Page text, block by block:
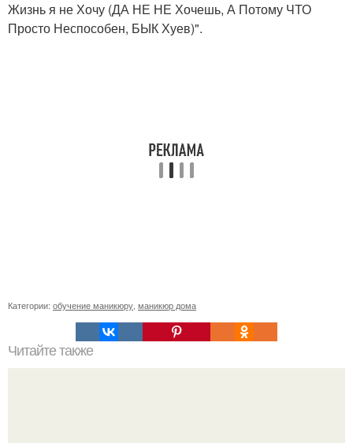
Жизнь я не Хочу (ДА НЕ НЕ Хочешь, А Потому ЧТО
Просто Неспособен, БЫК Хуев)".
Категории: обучение маникюру маникюр дома
Читайте также